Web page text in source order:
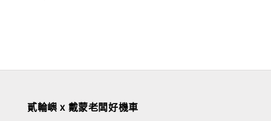
貳輪嶼 x 戴蒙老闆好機車